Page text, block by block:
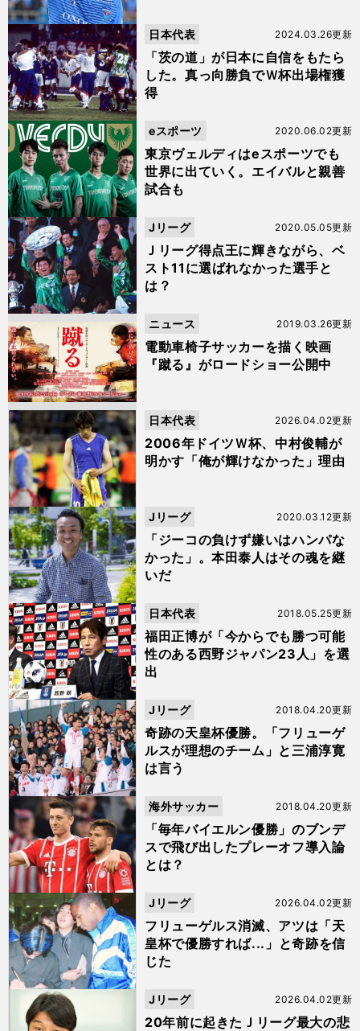
「茨の道」が日本に自信をもたら
した。真っ向勝負でＷ杯出場権獲
得
2024.03.26更新
日本代表
東京ヴェルディはeスポーツでも
世界に出ていく。エイバルと親善
試合も
2020.06.02更新
eスポーツ
Ｊリーグ得点王に輝きながら、ベ
スト11に選ばれなかった選手と
は？
2020.05.05更新
Jリーグ
電動車椅子サッカーを描く映画
『蹴る』がロードショー公開中
2019.03.26更新
ニュース
2006年ドイツＷ杯、中村俊輔が
明かす「俺が輝けなかった」理由
2026.04.02更新
日本代表
「ジーコの負けず嫌いはハンパな
かった」。本田泰人はその魂を継
いだ
2020.03.12更新
Jリーグ
福田正博が「今からでも勝つ可能
性のある西野ジャパン23人」を選
出
2018.05.25更新
日本代表
奇跡の天皇杯優勝。「フリューゲ
ルスが理想のチーム」と三浦淳寛
は言う
2018.04.20更新
Jリーグ
「毎年バイエルン優勝」のブンデ
スで飛び出したプレーオフ導入論
とは？
2018.04.20更新
海外サッカー
フリューゲルス消滅、アツは「天
皇杯で優勝すれば...」と奇跡を信
じた
2026.04.02更新
Jリーグ
20年前に起きたＪリーグ最大の悲
2026.04.02更新
Jリーグ